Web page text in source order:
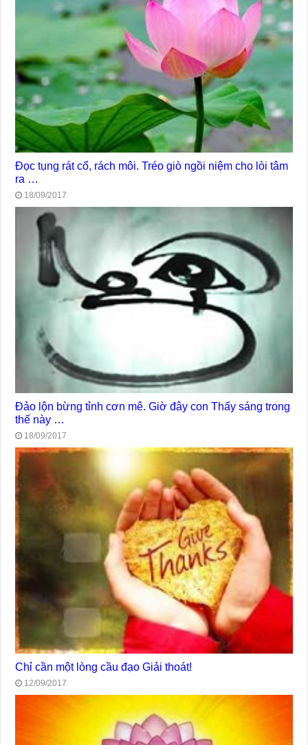
Đọc tụng rát cổ, rách môi. Tréo giò ngồi niệm cho lòi tâm
ra …
18/09/2017
Đảo lộn bừng tỉnh cơn mê. Giờ đây con Thấy sáng trong
thế này …
18/09/2017
Chỉ cần một lòng cầu đạo Giải thoát!
12/09/2017